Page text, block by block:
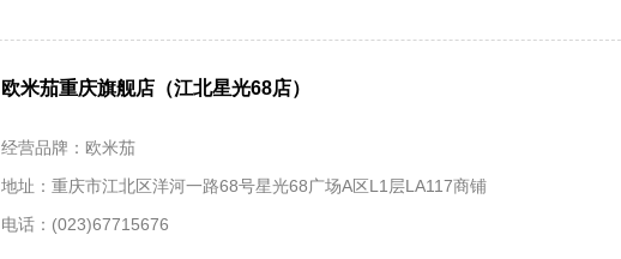
欧米茄重庆旗舰店（江北星光68店）
经营品牌：欧米茄
地址：重庆市江北区洋河一路68号星光68广场A区L1层LA117商铺
电话：(023)67715676